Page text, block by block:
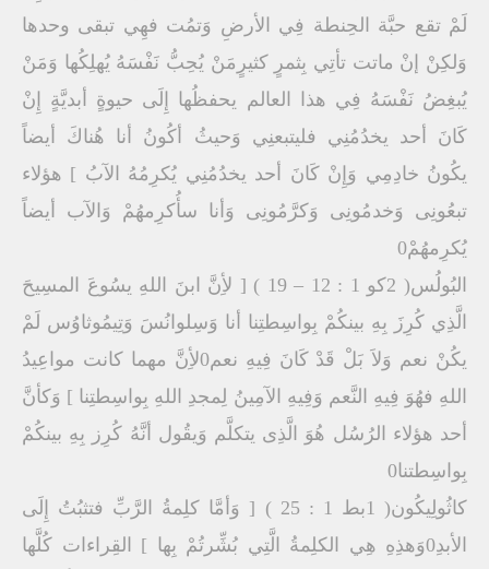
لَمْ تقع حبَّة الحِنطة فِي الأرضِ وَتمُت فهِي تبقى وحدها
وَلكِنْ إنْ ماتت تأتِي بِثمرٍ كثيرٍمَنْ يُحِبُّ نَفْسَهُ يُهلِكُها وَمَنْ
يُبغِضُ نَفْسَهُ فِي هذا العالم يحفظُها إِلَى حيوةٍ أبديَّةٍ إِنْ
كَانَ أحد يخدُمُنِي فليتبعنِي وَحيثُ أكُونُ أنا هُناكَ أيضاً
يكُونُ خادِمِي وَإِنْ كَانَ أحد يخدُمُنِي يُكرِمُهُ الآبُ ] هؤلاء
تبعُونِى وَخدمُونِى وَكرَّمُونِى وَأنا سأُكرِمهُمْ وَالآب أيضاً
يُكرِمهُمْ0
البُولُس( 2كو 1 : 12 – 19 ) [ لأِنَّ ابنَ اللهِ يسُوعَ المسِيحَ
الَّذِي كُرِزَ بِهِ بينكُمْ بِواسِطتِنا أنا وَسِلوانُسَ وَتِيمُوثاوُس لَمْ
يكُنْ نعم وَلاَ بَلْ قَدْ كَانَ فِيهِ نعم0لأِنَّ مهما كانت مواعِيدُ
اللهِ فهُوَ فِيهِ النَّعم وَفِيهِ الآمِينُ لِمجدِ اللهِ بِواسِطتِنا ] وَكأنَّ
أحد هؤلاء الرُسُل هُوَ الَّذِى يتكلَّم وَيقُول أنَّهُ كُرِز بِهِ بينكُمْ
بِواسِطتنا0
كاثُولِيكُون( 1بط 1 : 25 ) [ وَأمَّا كلِمةُ الرَّبِّ فتثبُتُ إِلَى
الأبدِ0وَهذِهِ هِي الكلِمةُ الَّتِي بُشِّرتُمْ بِها ] القِراءات كُلَّها